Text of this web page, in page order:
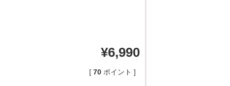
¥6,990
[ 70 ポイント ]